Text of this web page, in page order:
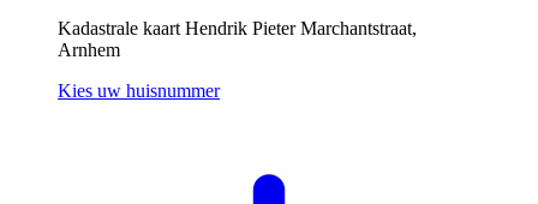
Kadastrale kaart Hendrik Pieter Marchantstraat,
Arnhem
Kies uw huisnummer